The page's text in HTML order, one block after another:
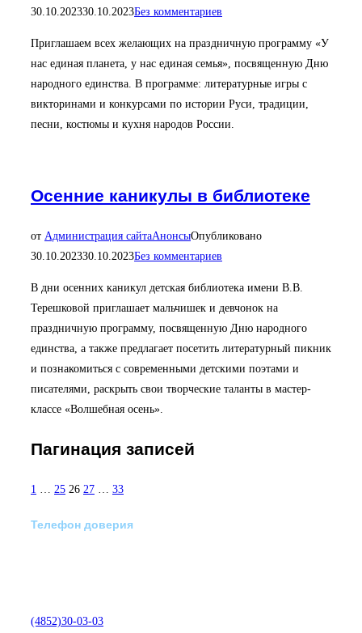
30.10.202330.10.2023Без комментариев
Приглашаем всех желающих на праздничную программу «У
нас единая планета, у нас единая семья», посвященную Дню
народного единства. В программе: литературные игры с
викторинами и конкурсами по истории Руси, традиции,
песни, костюмы и кухня народов России.
Осенние каникулы в библиотеке
от Администрация сайтаАнонсыОпубликовано
30.10.202330.10.2023Без комментариев
В дни осенних каникул детская библиотека имени В.В.
Терешковой приглашает мальчишек и девчонок на
праздничную программу, посвященную Дню народного
единства, а также предлагает посетить литературный пикник
и познакомиться с современными детскими поэтами и
писателями, раскрыть свои творческие таланты в мастер-
классе «Волшебная осень».
Пагинация записей
1 25 26 27 33
Телефон доверия
(4852)30-03-03